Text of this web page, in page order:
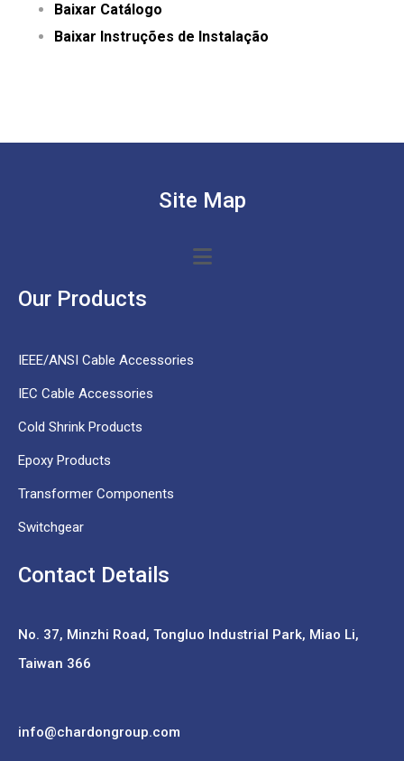
Baixar Catálogo
Baixar Instruções de Instalação
Site Map
Our Products
IEEE/ANSI Cable Accessories
IEC Cable Accessories
Cold Shrink Products
Epoxy Products
Transformer Components
Switchgear
Contact Details
No. 37, Minzhi Road, Tongluo Industrial Park, Miao Li,
Taiwan 366
info@chardongroup.com